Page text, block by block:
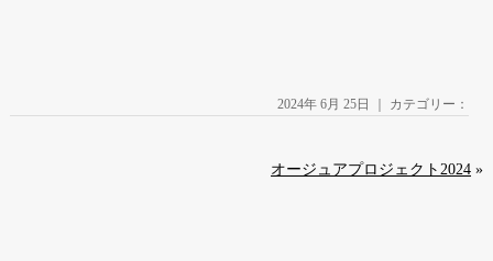
2024年 6月 25日 ｜ カテゴリー：
オージュアプロジェクト2024 »